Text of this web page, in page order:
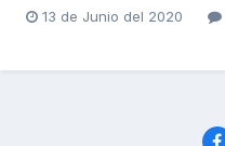
13 de Junio del 2020